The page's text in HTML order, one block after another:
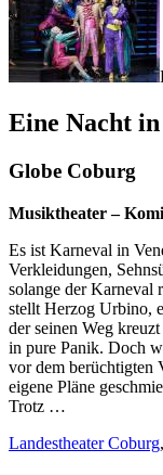
Eine Nacht
Globe Coburg
Musiktheater –
Es ist Karneval in
Verkleidungen,
solange der Karneval
stellt Herzog Urbino,
der seinen Weg
in pure Panik. Doch
vor dem berüchtigten
eigene Pläne
Trotz …
Landestheater Coburg